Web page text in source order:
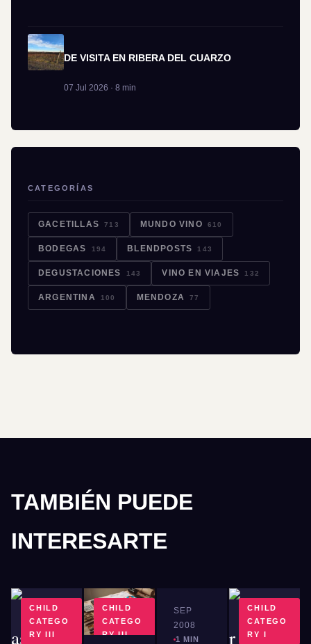
DE VISITA EN RIBERA DEL CUARZO
07 Jul 2026 · 8 min
CATEGORÍAS
GACETILLAS 713 MUNDO VINO 610
BODEGAS 194 BLENDPOSTS 143
DEGUSTACIONES 143 VINO EN VIAJES 132
ARGENTINA 100 MENDOZA 77
TAMBIÉN PUEDE
INTERESARTE
CHILD
CATEGO
RY III
CHILD
CATEGO
RY III
PARENT
CATEGO
SEP
2008
1 MIN
CHILD
CATEGO
RY I